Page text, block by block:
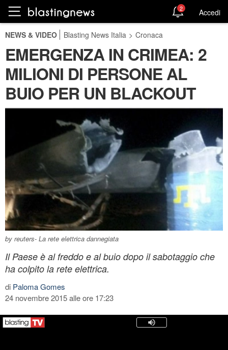
2 Accedi
NEWS & VIDEO Blasting News Italia > Cronaca
EMERGENZA IN CRIMEA: 2
MILIONI DI PERSONE AL
BUIO PER UN BLACKOUT
by reuters- La rete elettrica dannegiata
Il Paese è al freddo e al buio dopo il sabotaggio che
ha colpito la rete elettrica.
di Paloma Gomes
24 novembre 2015 alle ore 17:23